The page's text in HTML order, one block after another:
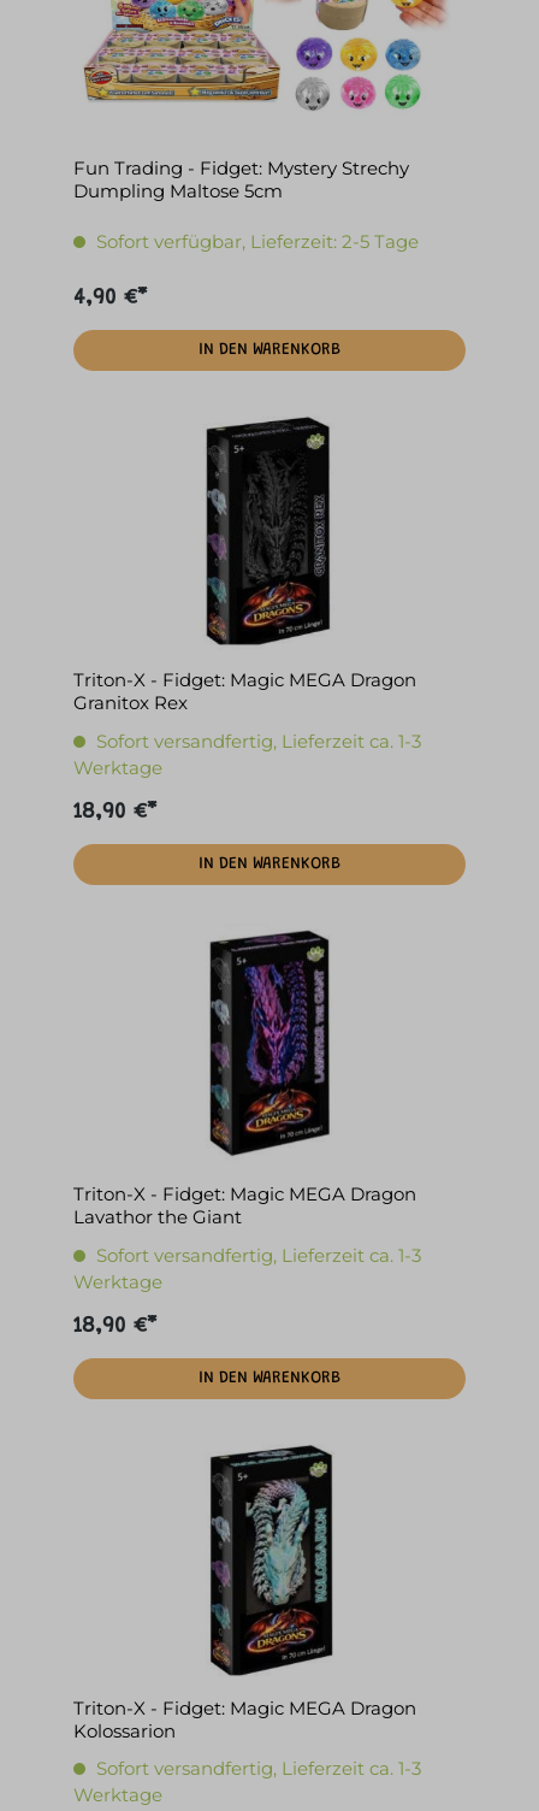
Fun Trading - Fidget: Mystery Strechy
Dumpling Maltose 5cm
Sofort verfügbar, Lieferzeit: 2-5 Tage
4,90 €*
IN DEN WARENKORB
Triton-X - Fidget: Magic MEGA Dragon
Granitox Rex
Sofort versandfertig, Lieferzeit ca. 1-3
Werktage
18,90 €*
IN DEN WARENKORB
Triton-X - Fidget: Magic MEGA Dragon
Lavathor the Giant
Sofort versandfertig, Lieferzeit ca. 1-3
Werktage
18,90 €*
IN DEN WARENKORB
Triton-X - Fidget: Magic MEGA Dragon
Kolossarion
Sofort versandfertig, Lieferzeit ca. 1-3
Werktage